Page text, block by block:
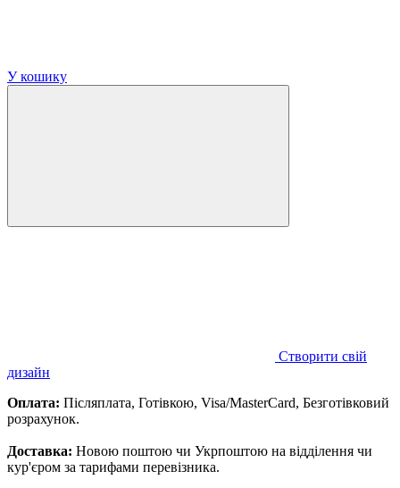
У кошику
Створити свій
дизайн
Оплата: Післяплата, Готівкою, Visa/MasterCard, Безготівковий
розрахунок.
Доставка: Новою поштою чи Укрпоштою на відділення чи
кур'єром за тарифами перевізника.